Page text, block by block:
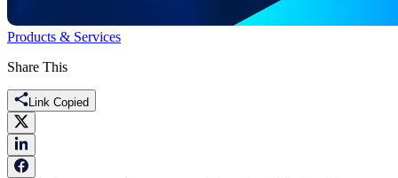
Products & Services
Share This
Link Copied